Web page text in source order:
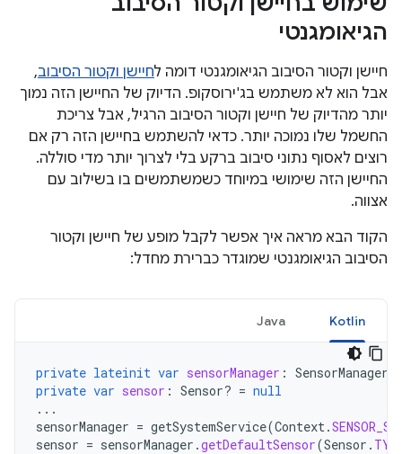
הגיאומגנטי
חיישן וקטור הסיבוב הגיאומגנטי דומה לחיישן וקטור הסיבוב,
אבל הוא לא משתמש בג'ירוסקופ. הדיוק של החיישן הזה נמוך
יותר מהדיוק של חיישן וקטור הסיבוב הרגיל, אבל צריכת
החשמל שלו נמוכה יותר. כדאי להשתמש בחיישן הזה רק אם
רוצים לאסוף נתוני סיבוב ברקע בלי לצרוך יותר מדי סוללה.
החיישן הזה שימושי במיוחד כשמשתמשים בו בשילוב עם
אצווה.
הקוד הבא מראה איך אפשר לקבל מופע של חיישן וקטור
הסיבוב הגיאומגנטי שמוגדר כברירת מחדל:
Kotlin
Java
private lateinit var sensorManager : SensorManager
private var sensor : Sensor? = null
...
sensorManager = getSystemService(Context.
sensor = sensorManager .getDefaultSensor(Sensor .